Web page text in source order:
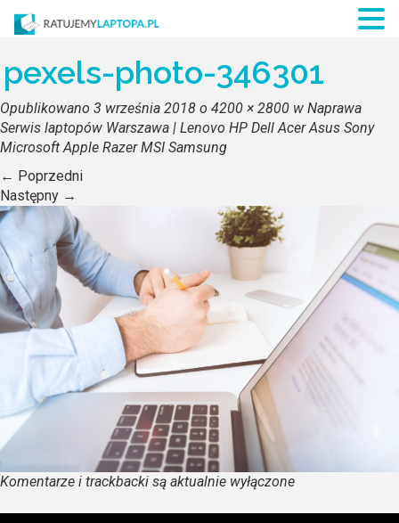
pexels-photo-346301
Opublikowano 3 września 2018 o 4200 × 2800 w Naprawa
Serwis laptopów Warszawa | Lenovo HP Dell Acer Asus Sony
Microsoft Apple Razer MSI Samsung
← Poprzedni
Następny →
Komentarze i trackbacki są aktualnie wyłączone